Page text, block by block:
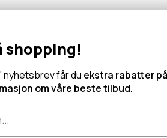
om nye produkter!
OK
shopping!
nyhetsbrev får du ekstra rabatter på
om våre beste tilbud.